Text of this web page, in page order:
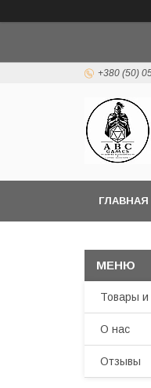
+380 (50)
ГЛАВНАЯ
Товары и
О нас
Отзывы